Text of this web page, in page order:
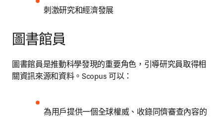
刺激研究和經濟發展
圖書館員
圖書館員是推動科學發現的重要角色，引導研究員取得相
關資訊來源和資料。Scopus 可以：
為用戶提供一個全球權威、收錄同儕審查內容的